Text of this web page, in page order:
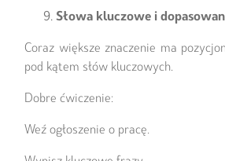
Słowa kluczowe i
Coraz większe znaczenie ma
pod kątem słów kluczowych.
Dobre ćwiczenie:
Weź ogłoszenie o pracę.